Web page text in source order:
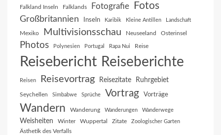
Falkland Inseln Falklands Fotografie Fotos
Großbritannien Inseln Karibik Kleine Antillen Landschaft
Mexiko Multivisionsschau Neuseeland Osterinsel
Photos Polynesien Portugal Rapa Nui Reise
Reisebericht Reiseberichte
Reisen Reisevortrag Reisezitate Ruhrgebiet
Seychellen Simbabwe Sprüche Vortrag Vorträge
Wandern Wanderung Wanderungen Wanderwege
Weisheiten Winter Wuppertal Zitate Zoologischer Garten
Ästhetik des Verfalls